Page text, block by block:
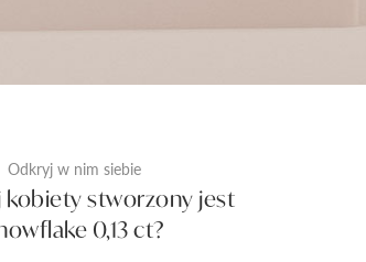
Odkryj w nim siebie
kobiety stworzony jest
0,13 ct?